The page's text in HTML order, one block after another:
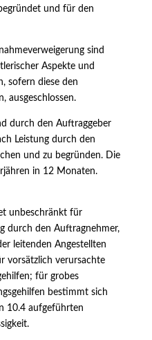
und für den
sind
Aspekte und
sofern diese den
ausgeschlossen.
durch den Auftraggeber
Leistung durch den
und zu begründen. Die
in 12 Monaten.
unbeschränkt für
durch den Auftragnehmer,
leitenden Angestellten
vorsätzlich verursachte
für grobes
bestimmt sich
10.4 aufgeführten